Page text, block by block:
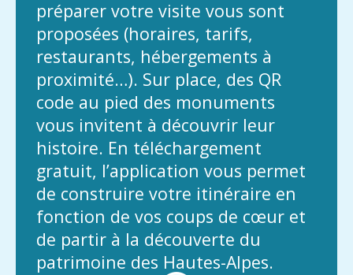
préparer votre visite vous sont
proposées (horaires, tarifs,
restaurants, hébergements à
proximité…). Sur place, des QR
code au pied des monuments
vous invitent à découvrir leur
histoire. En téléchargement
gratuit, l’application vous permet
de construire votre itinéraire en
fonction de vos coups de cœur et
de partir à la découverte du
patrimoine des Hautes-Alpes.